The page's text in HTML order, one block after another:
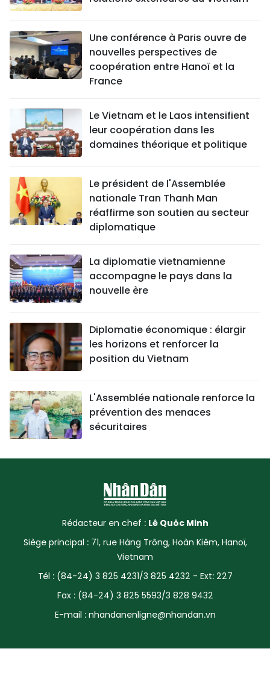
Une conférence à Paris ouvre de
nouvelles perspectives de
coopération entre Hanoï et la
France
Le Vietnam et le Laos intensifient
leur coopération dans les
domaines théorique et politique
Le président de l'Assemblée
nationale Tran Thanh Man
réaffirme son soutien au secteur
diplomatique
La diplomatie vietnamienne
accompagne le pays dans la
nouvelle ère
Diplomatie économique : élargir
les horizons et renforcer la
position du Vietnam
L'Assemblée nationale renforce la
prévention des menaces
sécuritaires
Rédacteur en chef : Lê Quôc Minh
Siège principal : 71, rue Hàng Trông, Hoàn Kiêm, Hanoï,
Vietnam
Tél : (84-24) 3 825 4231/3 825 4232 - Ext: 227
Fax : (84-24) 3 825 5593/3 828 9432
E-mail : nhandanenligne@nhandan.vn